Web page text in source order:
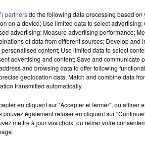
L'ORDRE SUR LES
Alors que les dates de
partnersdo the following data processing based
on a device; Use limited data to select
advertising; Measure advertising performance;
of data from different sources; Develop
content; Use limited data to select
advertising and content; Save and
and browsing data to offer following
geolocation data; Match and combine data
transmitted automatically.
en cliquant sur "Accepter et fermer", ou
pouvez également refuser en cliquant sur
mettre à jour vos choix, ou retirer votre